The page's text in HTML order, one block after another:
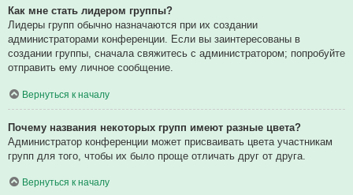
Как мне стать лидером группы?
Лидеры групп обычно назначаются при их создании
администраторами конференции. Если вы заинтересованы в
создании группы, сначала свяжитесь с администратором; попробуйте
отправить ему личное сообщение.
Вернуться к началу
Почему названия некоторых групп имеют разные цвета?
Администратор конференции может присваивать цвета участникам
групп для того, чтобы их было проще отличать друг от друга.
Вернуться к началу